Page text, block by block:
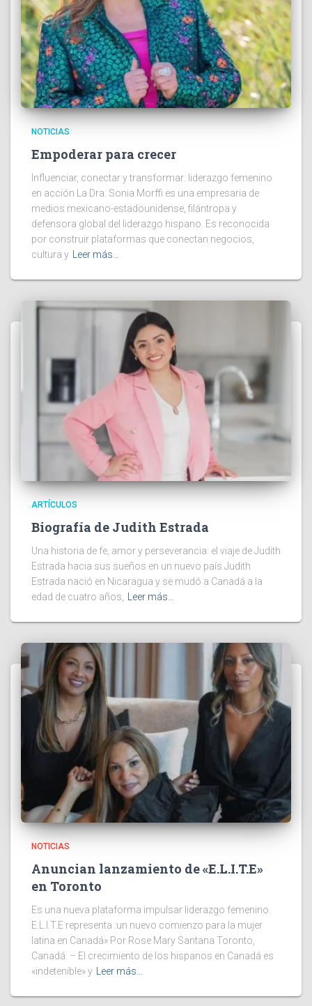
NOTICIAS
Empoderar para crecer
Influenciar, conectar y transformar: liderazgo femenino
en acción La Dra. Sonia Morffi es una empresaria de
medios mexicano-estadounidense, filántropa y
defensora global del liderazgo hispano. Es reconocida
por construir plataformas que conectan negocios,
cultura y
Leer más…
ARTÍCULOS
Biografía de Judith Estrada
Una historia de fe, amor y perseverancia: el viaje de Judith
Estrada hacia sus sueños en un nuevo país Judith
Estrada nació en Nicaragua y se mudó a Canadá a la
edad de cuatro años,
Leer más…
NOTICIAS
Anuncian lanzamiento de «E.L.I.T.E»
en Toronto
Es una nueva plataforma impulsar liderazgo femenino.
E.L.I.T.E representa :un nuevo comienzo para la mujer
latina en Canadá» Por Rose Mary Santana Toronto,
Canadá. – El crecimiento de los hispanos en Canadá es
«indetenible» y Leer más…